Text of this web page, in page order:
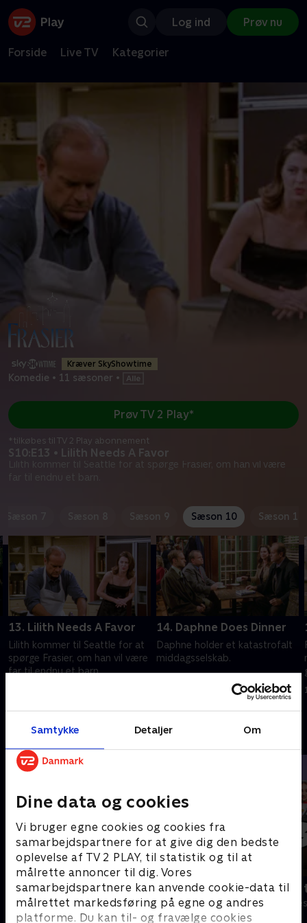
Samtykke Detaljer Om
Dine data og cookies
Vi bruger egne cookies og cookies fra
samarbejdspartnere for at give dig den bedste
oplevelse af TV 2 PLAY, til statistik og til at
målrette annoncer til dig. Vores
samarbejdspartnere kan anvende cookie-data til
målrettet markedsføring på egne og andres
platforme. Du kan til- og fravælge cookies
Log ind Prøv nu
Forside Live TV Kategorier
Kræver SkyShowtime
Komedie • 11 sæsoner •
S10:E13 • Lilith Needs A Favor
Lilith kommer til Seattle for at spørge Frasier, om han vil være
Prøv TV 2 Play*
*tilkøbes til TV 2 Play abonnement
Sæson 9 Sæson 10 Sæson 11
13. Lilith Needs A Favor
Lilith kommer til Seattle for at
spørge Frasier, om han vil være
far til endnu et barn.
14. Daphne Does Dinner
Daphne holder et katastrofalt
middagsselskab.
Andre så også
Robssons (dansk tale)
Komedie • 1 sæsoner
Bert (dansk
Komedie • 1